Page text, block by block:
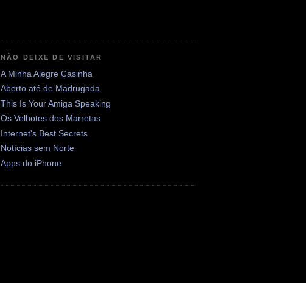
NÃO DEIXE DE VISITAR
A Minha Alegre Casinha
Aberto até de Madrugada
This Is Your Amiga Speaking
Os Velhotes dos Marretas
Internet's Best Secrets
Notícias sem Norte
Apps do iPhone